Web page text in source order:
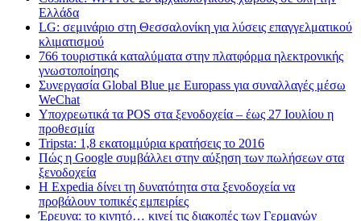
Ελλάδα
LG: σεμινάριο στη Θεσσαλονίκη για λύσεις επαγγελματικού
κλιματισμού
766 τουριστικά καταλύματα στην πλατφόρμα ηλεκτρονικής
γνωστοποίησης
Συνεργασία Global Blue με Europass για συναλλαγές μέσω
WeChat
Υποχρεωτικά τα POS στα ξενοδοχεία – έως 27 Ιουλίου η
προθεσμία
Tripsta: 1,8 εκατομμύρια κρατήσεις το 2016
Πώς η Google συμβάλλει στην αύξηση των πωλήσεων στα
ξενοδοχεία
Η Expedia δίνει τη δυνατότητα στα ξενοδοχεία να
προβάλουν τοπικές εμπειρίες
Έρευνα: το κινητό… κινεί τις διακοπές των Γερμανών